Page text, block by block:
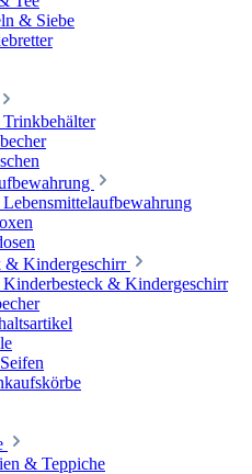
& Siebe
& Kindergeschirr
& Kindergeschirr
& Teppiche